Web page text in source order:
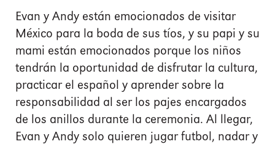
Evan y Andy están emocionados de visitar
México para la boda de sus tíos, y su papi y su
mami están emocionados porque los niños
tendrán la oportunidad de disfrutar la cultura,
practicar el español y aprender sobre la
responsabilidad al ser los pajes encargados
de los anillos durante la ceremonia. Al llegar,
Evan y Andy solo quieren jugar futbol, nadar y